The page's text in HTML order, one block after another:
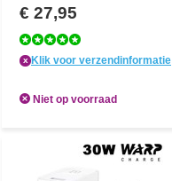
€ 27,95
x Klik voor verzendinformatie
Niet op voorraad